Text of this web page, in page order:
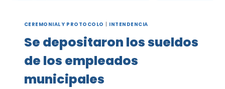
CEREMONIAL Y PROTOCOLO INTENDENCIA
Se depositaron los sueldos
de los empleados
municipales